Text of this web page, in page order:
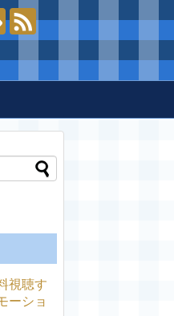
視聴す
ーショ